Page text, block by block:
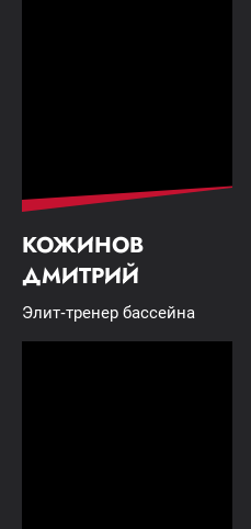
КОЖИНОВ
ДМИТРИЙ
Элит-тренер бассейна